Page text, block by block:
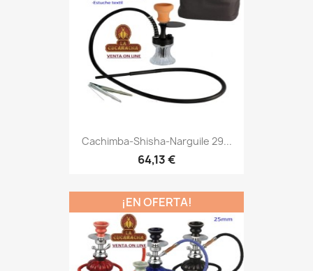
Cachimba-Shisha-Narguile 29...
64,13 €
¡EN OFERTA!